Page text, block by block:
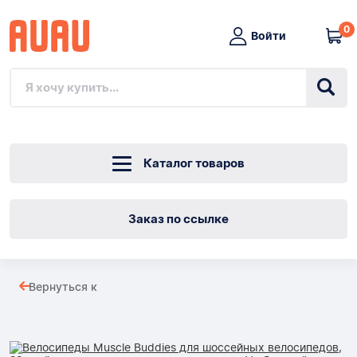
Войти
0
Каталог товаров
Заказ по ссылке
Buddies
Вернуться к